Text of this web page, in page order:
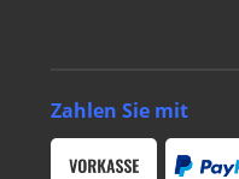
Zahlen Sie mit